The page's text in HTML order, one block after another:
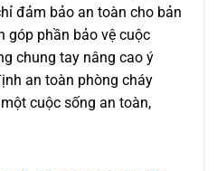
đảm bảo an toàn cho bản
góp phần bảo vệ cuộc
chung tay nâng cao ý
an toàn phòng cháy
cuộc sống an toàn,